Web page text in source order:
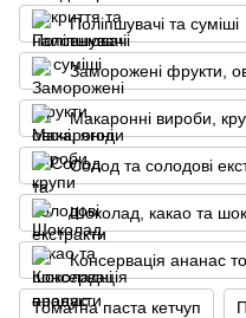
Поліпшувачі та суміші
Заморожені фрукти,
Макаронні вироби,
Солод та солодові
Шоколад, какао та
Консервація ананас
Томатна паста кетчуп